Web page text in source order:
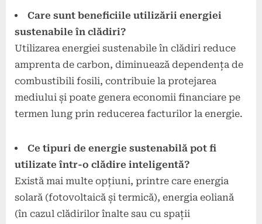
Care sunt beneficiile utilizării energiei
sustenabile în clădiri?
Utilizarea energiei sustenabile în clădiri reduce
amprenta de carbon, diminuează dependența de
combustibili fosili, contribuie la protejarea
mediului și poate genera economii financiare pe
termen lung prin reducerea facturilor la energie.
Ce tipuri de energie sustenabilă pot fi
utilizate într-o clădire inteligentă?
Există mai multe opțiuni, printre care energia
solară (fotovoltaică și termică), energia eoliană
(în cazul clădirilor înalte sau cu spații